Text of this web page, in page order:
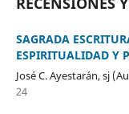
SAGRADA
ESPIRITUALIDAD Y
José C. Ayestarán, sj
24